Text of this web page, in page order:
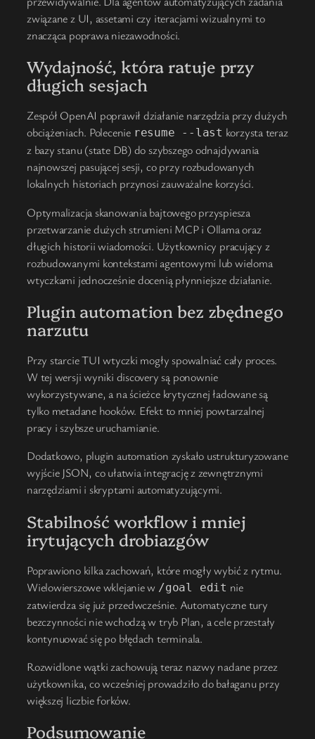
związane z UI, assetami czy iteracjami wizualnymi to
znacząca poprawa niezawodności.
Wydajność, która ratuje przy
długich sesjach
Zespół OpenAI poprawił działanie narzędzia przy dużych
obciążeniach. Polecenie resume --last korzysta teraz
z bazy stanu (state DB) do szybszego odnajdywania
najnowszej pasującej sesji, co przy rozbudowanych
lokalnych historiach przynosi zauważalne korzyści.
Optymalizacja skanowania bajtowego przyspiesza
przetwarzanie dużych strumieni MCP i Ollama oraz
długich historii wiadomości. Użytkownicy pracujący z
rozbudowanymi kontekstami agentowymi lub wieloma
wtyczkami jednocześnie docenią płynniejsze działanie.
Plugin automation bez zbędnego
narzutu
Przy starcie TUI wtyczki mogły spowalniać cały proces.
W tej wersji wyniki discovery są ponownie
wykorzystywane, a na ścieżce krytycznej ładowane są
tylko metadane hooków. Efekt to mniej powtarzalnej
pracy i szybsze uruchamianie.
Dodatkowo, plugin automation zyskało ustrukturyzowane
wyjście JSON, co ułatwia integrację z zewnętrznymi
narzędziami i skryptami automatyzującymi.
Stabilność workflow i mniej
irytujących drobiazgów
Poprawiono kilka zachowań, które mogły wybić z rytmu.
Wielowierszowe wklejanie w /goal edit nie
zatwierdza się już przedwcześnie. Automatyczne tury
bezczynności nie wchodzą w tryb Plan, a cele przestały
kontynuować się po błędach terminala.
Rozwidlone wątki zachowują teraz nazwy nadane przez
użytkownika, co wcześniej prowadziło do bałaganu przy
większej liczbie forków.
Podsumowanie